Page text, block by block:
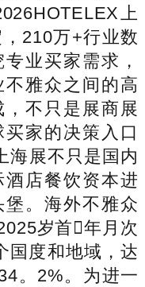
上
210万+行业数
业买家需求，
雅众之间的高
不只是展商展
家的决策入口
海展不只是国内
店餐饮资本进
。海外不雅众
岁首年月次
国度和地域，达
。2%。为进一